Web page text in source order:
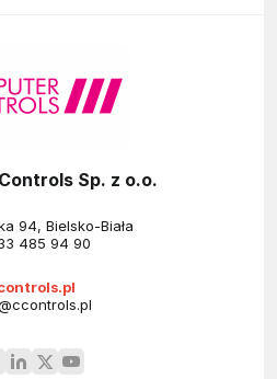
Sp. z o.o.
94, Bielsko-Biała
485 94 90